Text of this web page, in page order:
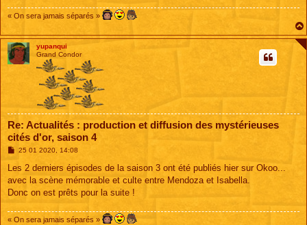
« On sera jamais séparés »
yupanqui
Grand Condor
Re: Actualités : production et diffusion des mystérieuses
cités d'or, saison 4
M
s
a
g
25 01 2020, 14:08
Les 2 derniers épisodes de la saison 3 ont été publiés hier sur Okoo...
avec la scène mémorable et culte entre Mendoza et Isabella.
Donc on est prêts pour la suite !
« On sera jamais séparés »